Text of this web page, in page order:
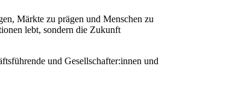
Märkte zu prägen und Menschen zu
lebt, sondern die Zukunft
und Gesellschafter:innen und